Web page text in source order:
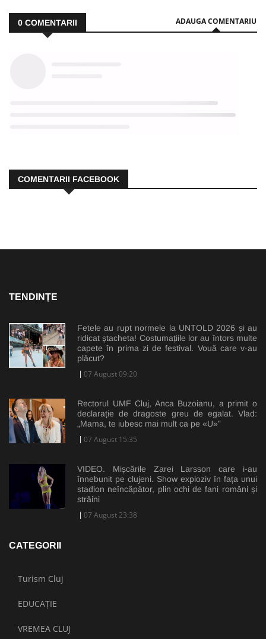
0 COMENTARII ADAUGA COMENTARIU
COMENTARII FACEBOOK
TENDINȚE
Fetele au rupt normele la UNTOLD 2026 și au
ridicat ștacheta! Costumațiile lor au întors multe
capete în prima zi de festival. Vouă care v-au
plăcut?
07 August 09:20
Rectorul UMF Cluj, Anca Buzoianu, a primit o
declarație de dragoste greu de egalat. Vlad:
„Mama, te iubesc mai mult ca pe «U»”
07 August 15:35
VIDEO. Mișcările Zarei Larsson care i-au
înnebunit pe clujeni. Show exploziv în fața unui
stadion neîncăpător, plin ochi de fani români și
străini
07 August 23:38
CATEGORII
Turism Cluj
EDUCAȚIE
VREMEA CLUJ